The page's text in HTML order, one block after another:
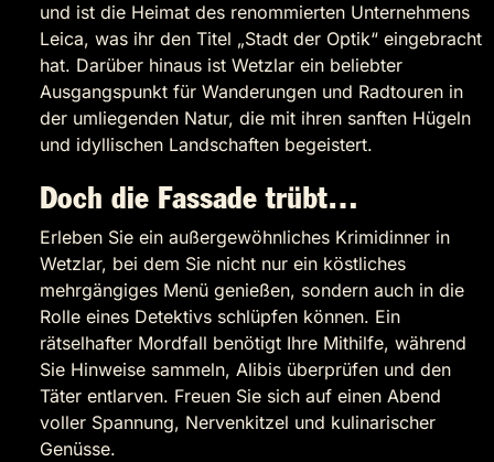
und ist die Heimat des renommierten Unternehmens
Leica, was ihr den Titel „Stadt der Optik“ eingebracht
hat. Darüber hinaus ist Wetzlar ein beliebter
Ausgangspunkt für Wanderungen und Radtouren in
der umliegenden Natur, die mit ihren sanften Hügeln
und idyllischen Landschaften begeistert.
Doch die Fassade trübt…
Erleben Sie ein außergewöhnliches Krimidinner in
Wetzlar, bei dem Sie nicht nur ein köstliches
mehrgängiges Menü genießen, sondern auch in die
Rolle eines Detektivs schlüpfen können. Ein
rätselhafter Mordfall benötigt Ihre Mithilfe, während
Sie Hinweise sammeln, Alibis überprüfen und den
Täter entlarven. Freuen Sie sich auf einen Abend
voller Spannung, Nervenkitzel und kulinarischer
Genüsse.